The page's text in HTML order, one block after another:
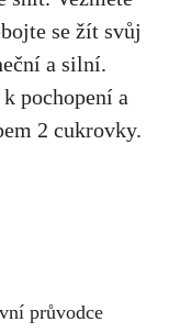
se žít‌ svůj
a silní.
k pochopení a
2 cukrovky.‍
průvodce